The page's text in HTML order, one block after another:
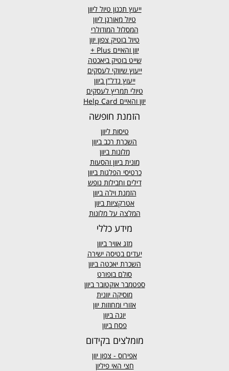
ייעוץ תכנון טיול ליוון
טיול מאורגן ליוון
המסלול המודולרי
טיול בוטיק צפון יוון
יוון והאיים Plus +
שייט בוטיק ביאכטה
ייעוץ שיווקי לעסקים
ייעוץ נדל"ן ביוון
טיולי תמריץ לעסקים
יוון והאיים Help Card
הזמנת חופשה
טיסות ליוון
השכרת רכב ביוון
מלונות ביוון
מונית ביוון והסעות
כרטיסי הפלגות ביוון
דילים וחבילות נופש
הזמנת וילה ביוון
אטרקציות ביוון
המלצה על מלונות
מידע כללי
מזג אווירביוון
יעדים בטיסה ישירה
השכרת יאכטה ביוון
סולם בופורט
ספטמבר אוקטובר ביוון
מוסיקה יוונית
אזורי ומחוזות יוון
יוגה ביוון
פסח ביוון
מומלצים בקידום
אפירוס - צפון יוון
חצי האי פיליון